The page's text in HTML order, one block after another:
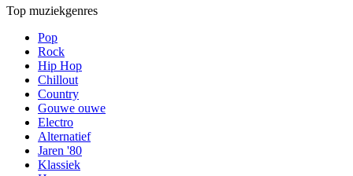
Top muziekgenres
Pop
Rock
Hip Hop
Chillout
Country
Gouwe ouwe
Electro
Alternatief
Jaren '80
Klassiek